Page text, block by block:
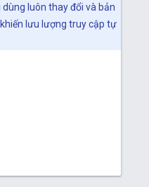
luôn thay đổi và bản
lưu lượng truy cập tự